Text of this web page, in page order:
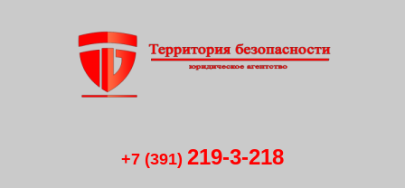
+7 (391) 219-3-218